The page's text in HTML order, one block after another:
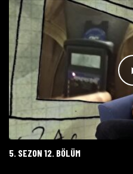
5. SEZON 12. BÖLÜM